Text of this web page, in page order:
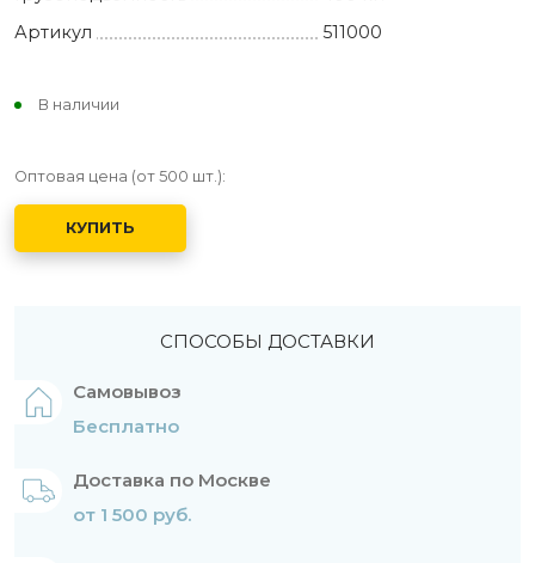
Артикул
511000
В наличии
Оптовая цена (от 500 шт.):
КУПИТЬ
СПОСОБЫ ДОСТАВКИ
Самовывоз
Бесплатно
Доставка по Москве
от 1 500 руб.